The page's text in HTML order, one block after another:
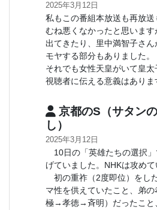
2025年3月12日
私もこの番組本放送も再放
むね悪くなかったと思いま
出てきたり、里中満智子さ
モヤする部分もありました。
それでも女性天皇がいて皇
視聴者に伝える意義はありま
京都のS（サタン
し）
2025年3月12日
10日の「英雄たちの選択」
げていました。NHKは攻めて
初の重祚（2度即位）をし
マ性を供えていたこと、弟
極→孝徳→斉明）だったこと